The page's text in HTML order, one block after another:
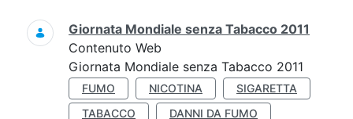
Giornata Mondiale senza Tabacco 2011
Contenuto Web
Giornata Mondiale senza Tabacco 2011
FUMO NICOTINA
SIGARETTA
TABACCO
DANNI DA FUMO